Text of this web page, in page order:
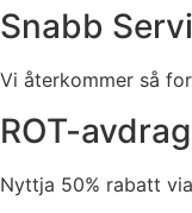
Snabb
Vi återkommer så
ROT-avdrag
Nyttja 50% rabatt